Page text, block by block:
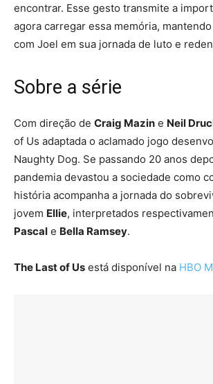
encontrar. Esse gesto transmite a
agora carregar essa memória,
com Joel em sua jornada de luto e
Sobre a série
Com direção de Craig Mazin e Neil
of Us adaptada o aclamado jogo
Naughty Dog. Se passando 20 anos
pandemia devastou a sociedade como
história acompanha a jornada do
jovem Ellie, interpretados
Pascal e Bella Ramsey.
The Last of Us está disponível na HBO